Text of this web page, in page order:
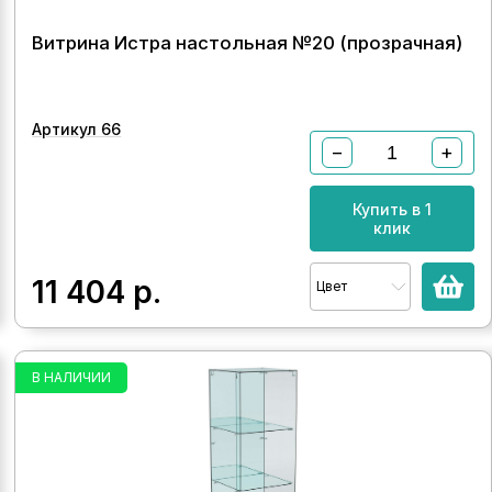
Витрина Истра настольная №20 (прозрачная)
Артикул 66
11 404 р.
− +
Купить в 1
клик
Цвет
В НАЛИЧИИ